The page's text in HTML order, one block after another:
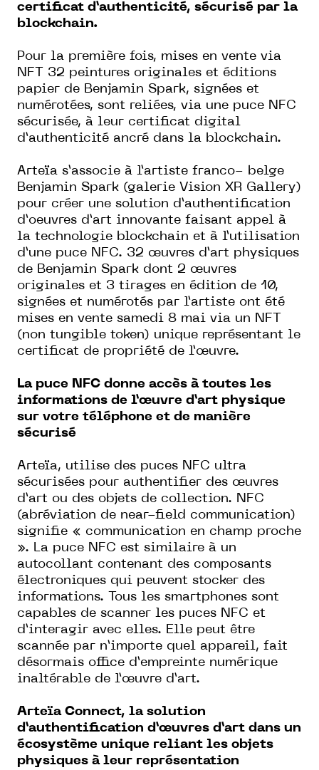
certificat d’authenticité, sécurisé par la
blockchain.
Pour la première fois, mises en vente via
NFT 32 peintures originales et éditions
papier de Benjamin Spark, signées et
numérotées, sont reliées, via une puce NFC
sécurisée, à leur certificat digital
d’authenticité ancré dans la blockchain.
Arteïa s’associe à l’artiste franco- belge
Benjamin Spark (galerie Vision XR Gallery)
pour créer une solution d’authentification
d’oeuvres d’art innovante faisant appel à
la technologie blockchain et à l’utilisation
d’une puce NFC. 32 œuvres d’art physiques
de Benjamin Spark dont 2 œuvres
originales et 3 tirages en édition de 10,
signées et numérotés par l’artiste ont été
mises en vente samedi 8 mai via un NFT
(non tungible token) unique représentant le
certificat de propriété de l’œuvre.
La puce NFC donne accès à toutes les
informations de l’œuvre d’art physique
sur votre téléphone et de manière
sécurisé
Arteïa, utilise des puces NFC ultra
sécurisées pour authentifier des œuvres
d’art ou des objets de collection. NFC
(abréviation de near-field communication)
signifie « communication en champ proche
». La puce NFC est similaire à un
autocollant contenant des composants
électroniques qui peuvent stocker des
informations. Tous les smartphones sont
capables de scanner les puces NFC et
d’interagir avec elles. Elle peut être
scannée par n’importe quel appareil, fait
désormais office d’empreinte numérique
inaltérable de l’œuvre d’art.
Arteïa Connect, la solution
d’authentification d’œuvres d’art dans un
écosystème unique reliant les objets
physiques à leur représentation